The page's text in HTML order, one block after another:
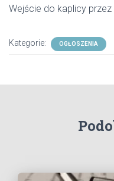
Wejście do kaplicy przez
Kategorie: OGŁOSZENIA